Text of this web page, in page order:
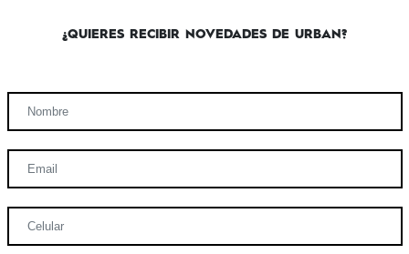
¿QUIERES RECIBIR NOVEDADES DE URBAN?